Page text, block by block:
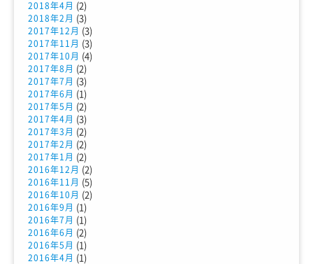
2018年4月 (2)
2018年2月 (3)
2017年12月 (3)
2017年11月 (3)
2017年10月 (4)
2017年8月 (2)
2017年7月 (3)
2017年6月 (1)
2017年5月 (2)
2017年4月 (3)
2017年3月 (2)
2017年2月 (2)
2017年1月 (2)
2016年12月 (2)
2016年11月 (5)
2016年10月 (2)
2016年9月 (1)
2016年7月 (1)
2016年6月 (2)
2016年5月 (1)
2016年4月 (1)